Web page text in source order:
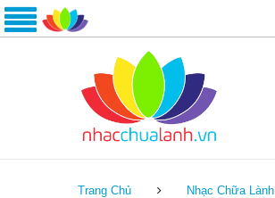
Trang Chủ Nhạc Chữa Lành